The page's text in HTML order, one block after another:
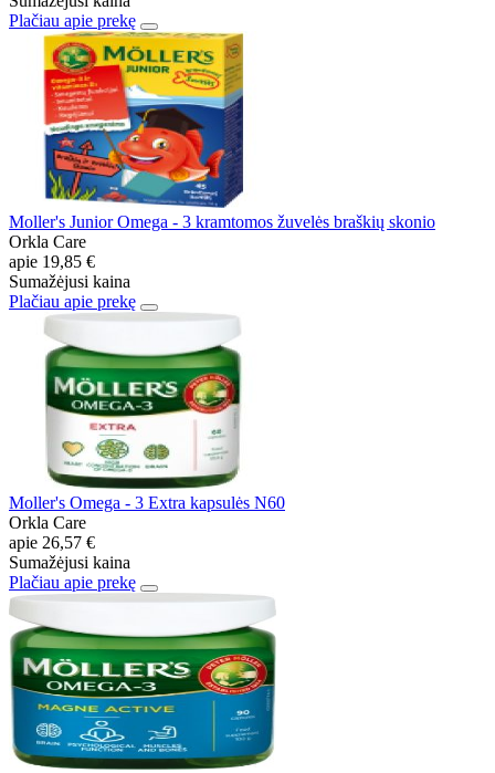
Plačiau apie prekę
Moller's Junior Omega - 3 kramtomos žuvelės braškių skonio
Orkla Care
apie 19,85 €
Sumažėjusi kaina
Plačiau apie prekę
Moller's Omega - 3 Extra kapsulės N60
Orkla Care
apie 26,57 €
Sumažėjusi kaina
Plačiau apie prekę